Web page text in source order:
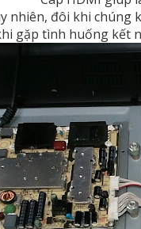
nhiên, đôi khi chúng
gặp tình huống kết